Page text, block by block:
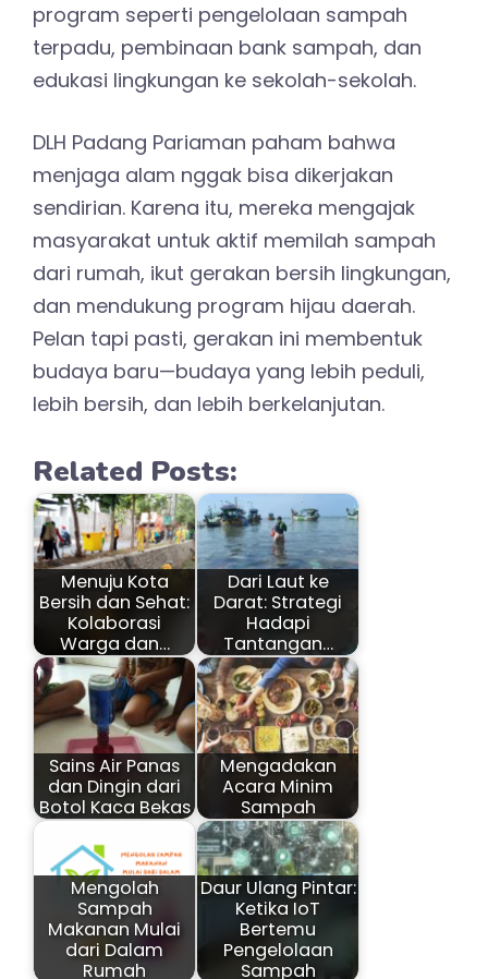
program seperti pengelolaan sampah
terpadu, pembinaan bank sampah, dan
edukasi lingkungan ke sekolah-sekolah.
DLH Padang Pariaman paham bahwa
menjaga alam nggak bisa dikerjakan
sendirian. Karena itu, mereka mengajak
masyarakat untuk aktif memilah sampah
dari rumah, ikut gerakan bersih lingkungan,
dan mendukung program hijau daerah.
Pelan tapi pasti, gerakan ini membentuk
budaya baru—budaya yang lebih peduli,
lebih bersih, dan lebih berkelanjutan.
Related Posts:
Menuju Kota
Bersih dan Sehat:
Kolaborasi
Warga dan…
Dari Laut ke
Darat: Strategi
Hadapi
Tantangan…
Sains Air Panas
dan Dingin dari
Botol Kaca Bekas
Mengadakan
Acara Minim
Sampah
Mengolah
Sampah
Makanan Mulai
dari Dalam
Rumah
Daur Ulang Pintar:
Ketika IoT
Bertemu
Pengelolaan
Sampah